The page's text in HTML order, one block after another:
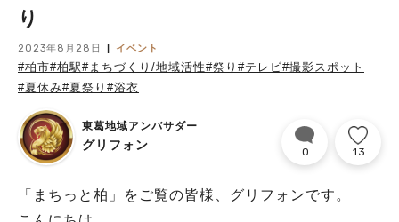
り
2023年8月28日 イベント
#柏市#柏駅#まちづくり/地域活性#祭り #テレビ#撮影スポット
#夏休み#夏祭り #浴衣
東葛地域アンバサダー
グリフォン 0 13
「まちっと柏」をご覧の皆様、グリフォンです。